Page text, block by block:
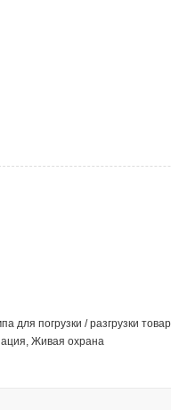
для погрузки / разгрузки
Живая охрана